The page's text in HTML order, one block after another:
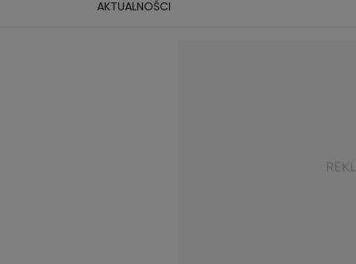
AKTUALNOŚCI